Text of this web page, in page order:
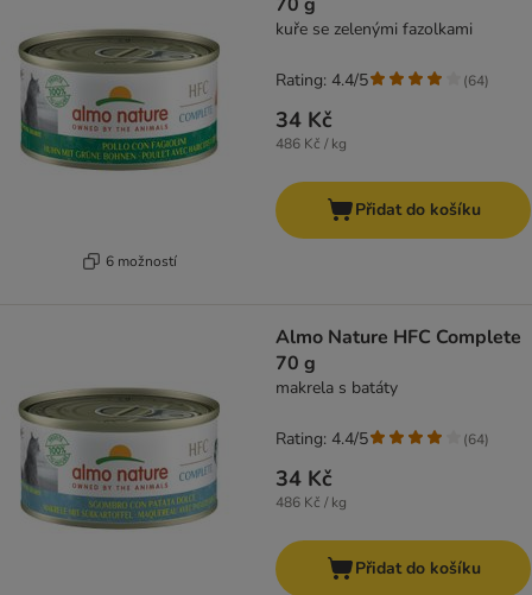
6 možností
kuře se zelenými fazolkami
34 Kč
486 Kč / kg
Rating: 4.4/5 (64)
Přidat do košíku
Almo Nature HFC Complete
70 g
makrela s batáty
34 Kč
486 Kč / kg
Rating: 4.4/5 (64)
Přidat do košíku